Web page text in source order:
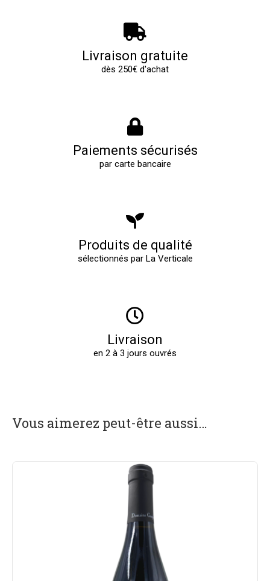
Livraison gratuite
dès 250€ d'achat
Paiements sécurisés
par carte bancaire
Produits de qualité
sélectionnés par La Verticale
Livraison
en 2 à 3 jours ouvrés
Vous aimerez peut-être aussi…